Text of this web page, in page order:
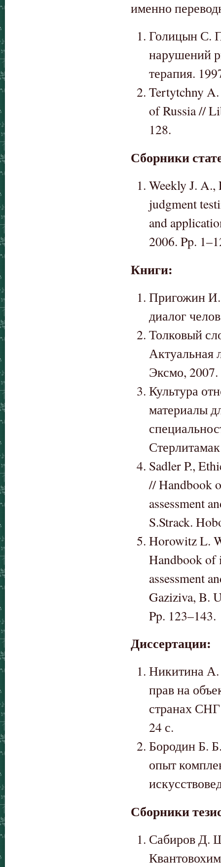
именно
Голицын С.
нарушений
терапия.
Tertytchny
of Russia //
128.
Сборники
Weekly J.
judgment
and
2006. Pp.
Книги:
Пригожин
диалог
Толковый
Актуальная
Эксмо, 2007.
Культура
материалы
Sadler P.,
// Handbook
assessment
S.Strack.
Horowitz L.
Handbook of
assessment
Gaziziva, B.
Pp. 123–143.
Диссертации:
Никитина А.
прав на
странах
24 с.
Бородин Б.
опыт
Сборники
Сабиров Д.